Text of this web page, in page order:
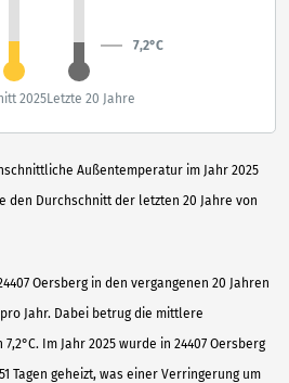
Außentemperatur im Jahr 2025
den Durchschnitt der letzten 20 Jahre von
Oersberg in den vergangenen 20 Jahren
Jahr. Dabei betrug die mittlere
Im Jahr 2025 wurde in 24407 Oersberg
Tagen geheizt, was einer Verringerung um
7,2°C
2025Letzte 20 Jahre